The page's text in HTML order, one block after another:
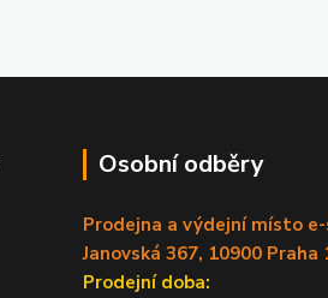
Osobní odběry
Prodejna a výdejní místo e-
Janovská 367, 10900 Praha
Prodejní doba: